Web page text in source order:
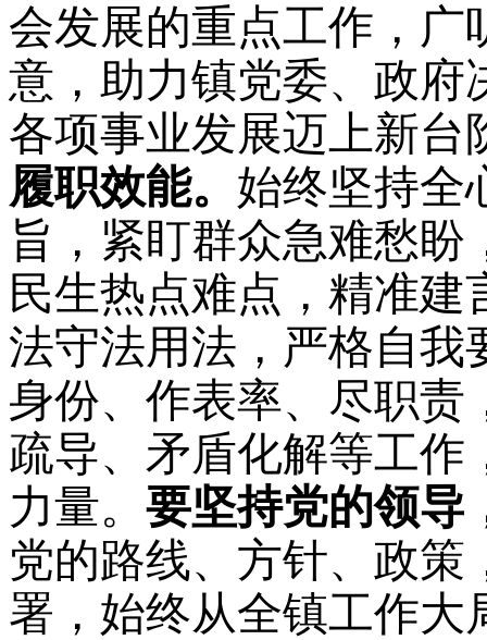
会发展的重点工作，广
意，助力镇党委、政府
各项事业发展迈上新台
履职效能。 始终坚持全
旨，紧盯群众急难愁
民生热点难点，精准
法守法用法，严格自我
身份、作表率、尽职责
疏导、矛盾化解等工作
力量。 要坚持党的领导
党的路线、方针、政
署，始终从全镇工作大